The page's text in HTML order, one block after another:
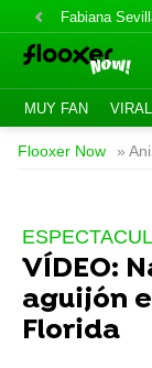
Fabiana
MUY FAN VIRAL
Flooxer Now »
VÍDEO:
aguijón
Florida